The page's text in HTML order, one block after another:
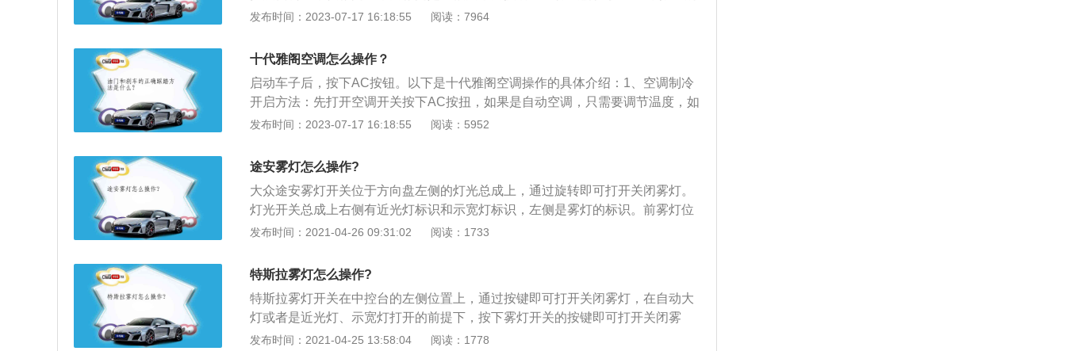
中型房车，台湾早期由南阳实业代理时称雅阁，中国大陆称为雅閣。第八代车
柴油（欧洲市场）、2.4、3.5四种排气量。雅阁在某种意义上，有着要让汽车的
动力、油耗等各个性能和谐一致的意思。
发布时间：2023-07-17 16:18:55 阅读：7964
十代雅阁空调怎么操作？
启动车子后，按下AC按钮。以下是十代雅阁空调操作的具体介绍：1、空调制冷
开启方法：先打开空调开关按下AC按扭，如果是自动空调，只需要调节温度，如
果是手动空调，把旋钮拧到蓝色冷气位置。2、空调暖气开启方法：热风有个转
风。汽车空调控制器：属于一种汽车空调设备的控制装置。调节汽车空调系统,具
有制冷通风换气、除霜功能。所有设备安装牢固，控制装置和操纵机构转动灵
活，操作自如，性能安全可靠。
发布时间：2023-07-17 16:18:55 阅读：5952
途安雾灯怎么操作?
大众途安雾灯开关位于方向盘左侧的灯光总成上，通过旋转即可打开关闭雾灯。
灯光开关总成上右侧有近光灯标识和示宽灯标识，左侧是雾灯的标识。前雾灯位
于车辆前脸以下，大灯位置以下；后雾灯在车辆尾部左侧尾灯总成位置。雾灯的
在里面的卡子撬开，这样正面的缝隙大，再用一字改锥从正面的缝隙一点一点地
将卡在前保险杠上的卡子撬开，所有的卡子都撬开后，就可以取下雾灯格栅，注
意撬的时候一定要慢些，轻些，避免将塑料的卡子撬断；2、可以看到固定在前
保险杠上的雾灯，通过观察会发现，固定雾灯的是两条螺丝，将这两条螺丝拆解
下来，拆解下来的螺丝要放好，以备安装时用；3、螺丝拆解下来后，雾灯的两
发布时间：2021-04-26 09:31:02 阅读：1733
特斯拉雾灯怎么操作?
特斯拉雾灯开关在中控台的左侧位置上，通过按键即可打开关闭雾灯，在自动大
灯或者是近光灯、示宽灯打开的前提下，按下雾灯开关的按键即可打开关闭雾
灯。雾灯的相关内容如下：1、汽车在雾、雪和大雨等恶劣气候条件下，或者在
发布时间：2021-04-25 13:58:04 阅读：1778